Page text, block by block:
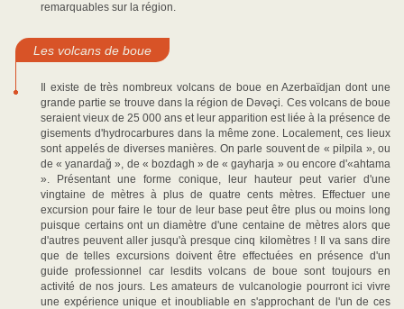
remarquables sur la région.
Les volcans de boue
Il existe de très nombreux volcans de boue en Azerbaïdjan dont une
grande partie se trouve dans la région de Dəvəçi. Ces volcans de boue
seraient vieux de 25 000 ans et leur apparition est liée à la présence de
gisements d'hydrocarbures dans la même zone. Localement, ces lieux
sont appelés de diverses manières. On parle souvent de « pilpila », ou
de « yanardağ », de « bozdagh » de « gayharja » ou encore d'«ahtama
». Présentant une forme conique, leur hauteur peut varier d'une
vingtaine de mètres à plus de quatre cents mètres. Effectuer une
excursion pour faire le tour de leur base peut être plus ou moins long
puisque certains ont un diamètre d'une centaine de mètres alors que
d'autres peuvent aller jusqu'à presque cinq kilomètres ! Il va sans dire
que de telles excursions doivent être effectuées en présence d'un
guide professionnel car lesdits volcans de boue sont toujours en
activité de nos jours. Les amateurs de vulcanologie pourront ici vivre
une expérience unique et inoubliable en s'approchant de l'un de ces